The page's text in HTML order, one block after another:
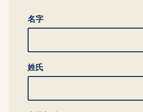
全名
名字
姓氏